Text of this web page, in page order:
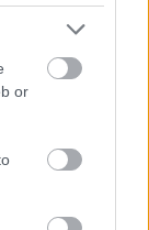
or
kerékpárgyár